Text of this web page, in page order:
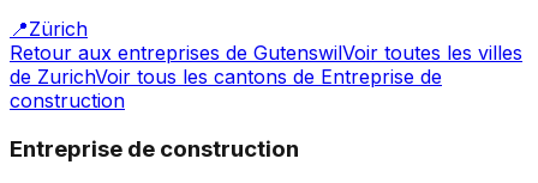
📍Zürich
Retour aux entreprises de GutenswilVoir toutes les villes
de ZurichVoir tous les cantons de Entreprise de
construction
Entreprise de construction